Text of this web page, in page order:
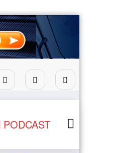
PODCAST
cererea deschiderii